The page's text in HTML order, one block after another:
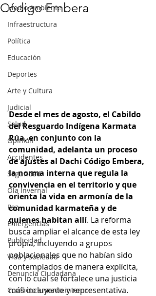
Medio Ambiente
Infraestructura
Política
Educación
Deportes
Arte y Cultura
Judicial
Salud
Opinión
Accidentes
Seguridad
Ola Invernal
Paz
Emergencias
Publicidad
Vida y sociedad
Denuncia Ciudadana
Conflicto armado interno
Código Embera
Desde el mes de agosto, el Cabildo
del Resguardo Indígena Karmata
Rúa, en conjunto con la
comunidad, adelanta un proceso
de ajustes al Dachi Código Embera,
la norma interna que regula la
convivencia en el territorio y que
orienta la vida en armonía de la
comunidad karmateña y de
quienes habitan allí. La reforma
busca ampliar el alcance de esta ley
propia, incluyendo a grupos
poblacionales que no habían sido
contemplados de manera explícita,
con lo cual se fortalece una justicia
más incluyente y representativa.